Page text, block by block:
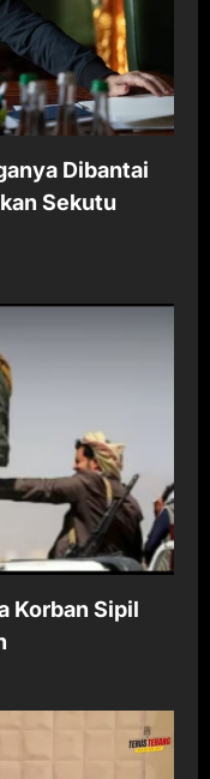
Dibantai
Sekutu
Korban Sipil